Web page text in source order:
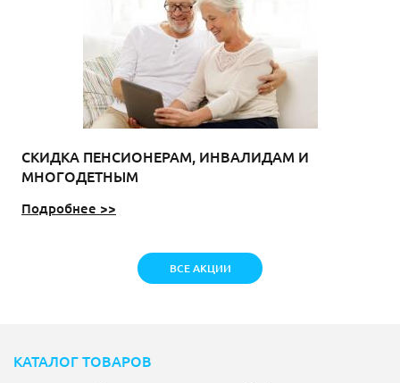
СКИДКА ПЕНСИОНЕРАМ, ИНВАЛИДАМ И
МНОГОДЕТНЫМ
Подробнее >>
ВСЕ АКЦИИ
КАТАЛОГ ТОВАРОВ